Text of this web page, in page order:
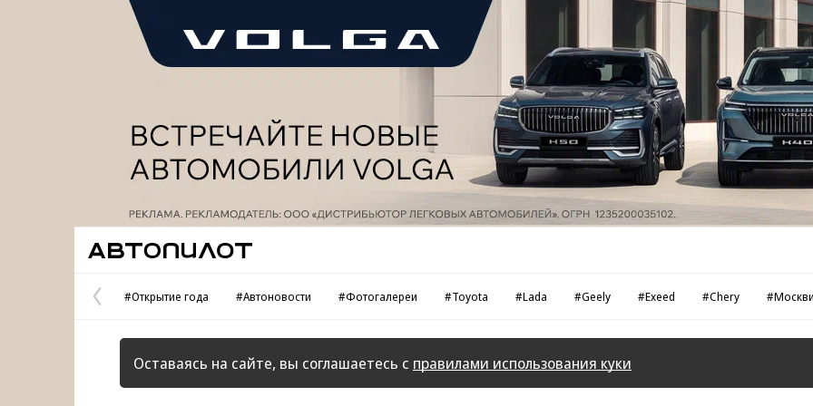
Предыдущая
страница
#Открытие года #Автоновости #Фотогалереи #Toyota #Lada #Geely #Exeed #Chery
Оставаясь на сайте, вы соглашаетесь с правилами использования куки